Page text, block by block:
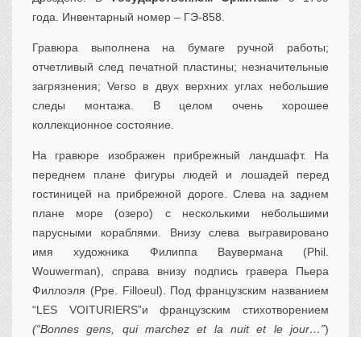
Флот, кораблестроение
Букинистика
Медицина
Досуг
года. Инвентарный номер – ГЭ-858.
Гравюра выполнена на бумаге ручной работы;
отчетливый след печатной пластины; незначительные
загрязнения; Verso в двух верхних углах небольшие
следы монтажа. В целом очень хорошее
коллекционное состояние.
На гравюре изображен прибрежный ландшафт. На
переднем плане фигуры людей и лошадей перед
гостиницей на прибрежной дороге. Слева на заднем
плане море (озеро) с несколькими небольшими
парусными кораблями. Внизу слева выгравировано
имя художника Филиппа Ваувермана (Phil.
Wouwerman), справа внизу подпись гравера Пьера
Филлоэля (Pре. Filloeul). Под французским названием
“LES VOITURIERS”и французским стихотворением
(“Bonnes gens, qui marchez et la nuit et le jour…”)